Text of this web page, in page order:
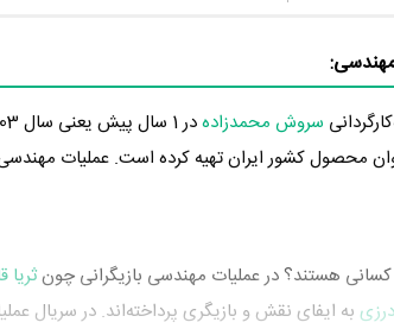
سروش محمدزادهدر 1 سال پیش یعنی سال 1403 در گونه درام تولید شده است.
ایران تهیه کرده است. عملیات مهندسی در تاریخ 1404/05/19 پخش خود
هستند؟ در عملیات مهندسی بازیگرانی چون